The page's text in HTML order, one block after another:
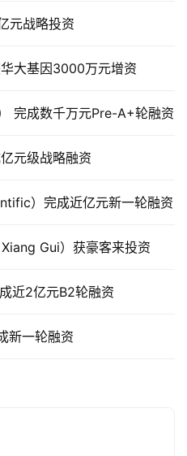
元战略投资
大基因3000万元增资
完成数千万元Pre-A+轮融资
元级战略融资
）完成近亿元新一轮融资
Gui）获豪客来投资
近2亿元B2轮融资
新一轮融资